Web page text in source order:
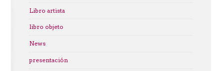
Libro artista
libro objeto
News
presentación